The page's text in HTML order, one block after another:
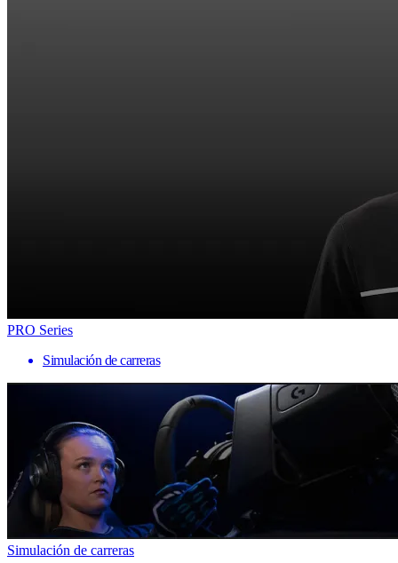
PRO Series
Simulación de carreras
Simulación de carreras